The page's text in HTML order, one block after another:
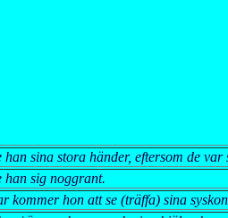
sina stora händer, eftersom de var
sig noggrant.
kommer hon att se (träffa) sina